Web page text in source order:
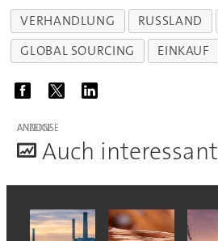
VERHANDLUNG RUSSLAND
GLOBAL SOURCING
EINKAUF
ANZEIGE
Auch interessant